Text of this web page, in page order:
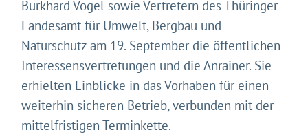
Burkhard Vogel sowie Vertretern des Thüringer
Landesamt für Umwelt, Bergbau und
Naturschutz am 19. September die öffentlichen
Interessensvertretungen und die Anrainer. Sie
erhielten Einblicke in das Vorhaben für einen
weiterhin sicheren Betrieb, verbunden mit der
mittelfristigen Terminkette.